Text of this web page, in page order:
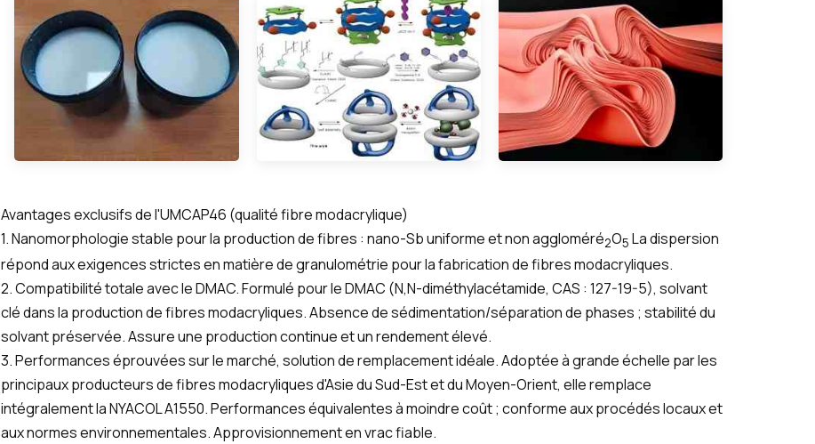
Avantages exclusifs de l'UMCAP46 (qualité fibre modacrylique)
1. Nanomorphologie stable pour la production de fibres : nano-Sb uniforme et non aggloméré2O5 La dispersion
répond aux exigences strictes en matière de granulométrie pour la fabrication de fibres modacryliques.
2. Compatibilité totale avec le DMAC. Formulé pour le DMAC (N,N-diméthylacétamide, CAS : 127-19-5), solvant
clé dans la production de fibres modacryliques. Absence de sédimentation/séparation de phases ; stabilité du
solvant préservée. Assure une production continue et un rendement élevé.
3. Performances éprouvées sur le marché, solution de remplacement idéale. Adoptée à grande échelle par les
principaux producteurs de fibres modacryliques d'Asie du Sud-Est et du Moyen-Orient, elle remplace
intégralement la NYACOL A1550. Performances équivalentes à moindre coût ; conforme aux procédés locaux et
aux normes environnementales. Approvisionnement en vrac fiable.